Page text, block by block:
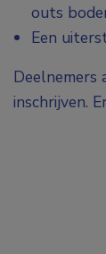
outs
Een
Deelnemers
inschrijven.